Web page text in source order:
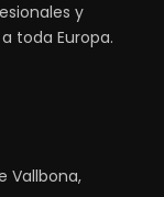
y
toda Europa.
Vallbona,